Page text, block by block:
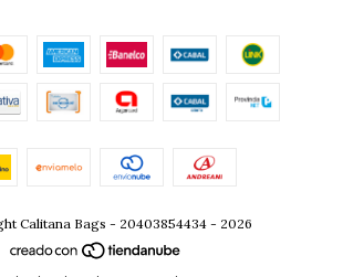
Calitana Bags - 20403854434 - 2026